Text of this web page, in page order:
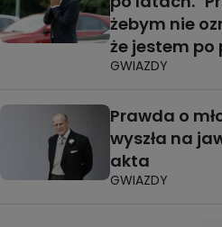
żebym nie
że jestem po
GWIAZDY
Prawda o
wyszła na
akta
GWIAZDY